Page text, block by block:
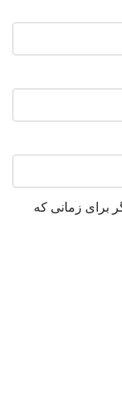
برای زمانی که